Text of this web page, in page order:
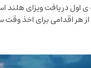
اول دریافت ویزای
اقدامی برای اخذ وقت